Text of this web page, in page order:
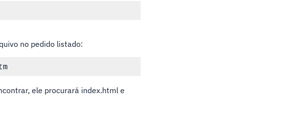
no pedido listado:
ele procurará index.html e